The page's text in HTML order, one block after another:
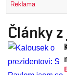
Reklama
Články